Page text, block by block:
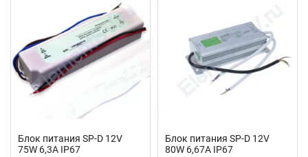
Блок питания SP-D 12V
75W 6,3A IP67
Блок питания SP-D 12V
80W 6,67A IP67